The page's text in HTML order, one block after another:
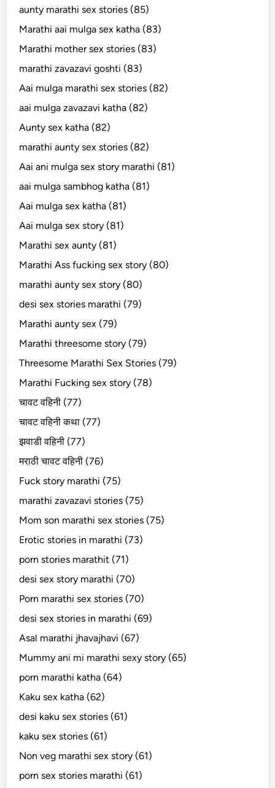
aunty marathi sex stories (85)
Marathi aai mulga sex katha (83)
Marathi mother sex stories (83)
marathi zavazavi goshti (83)
Aai mulga marathi sex stories (82)
aai mulga zavazavi katha (82)
Aunty sex katha (82)
marathi aunty sex stories (82)
Aai ani mulga sex story marathi (81)
aai mulga sambhog katha (81)
Aai mulga sex katha (81)
Aai mulga sex story (81)
Marathi sex aunty (81)
Marathi Ass fucking sex story (80)
marathi aunty sex story (80)
desi sex stories marathi (79)
Marathi aunty sex (79)
Marathi threesome story (79)
Threesome Marathi Sex Stories (79)
Marathi Fucking sex story (78)
चावट वहिनी (77)
चावट वहिनी कथा (77)
झवाडी वहिनी (77)
मराठी चावट वहिनी (76)
Fuck story marathi (75)
marathi zavazavi stories (75)
Mom son marathi sex stories (75)
Erotic stories in marathi (73)
porn stories marathit (71)
desi sex story marathi (70)
Porn marathi sex stories (70)
desi sex stories in marathi (69)
Asal marathi jhavajhavi (67)
Mummy ani mi marathi sexy story (65)
porn marathi katha (64)
Kaku sex katha (62)
desi kaku sex stories (61)
kaku sex stories (61)
Non veg marathi sex story (61)
porn sex stories marathi (61)